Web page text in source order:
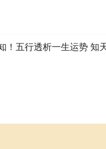
！五行透析一生运势 知